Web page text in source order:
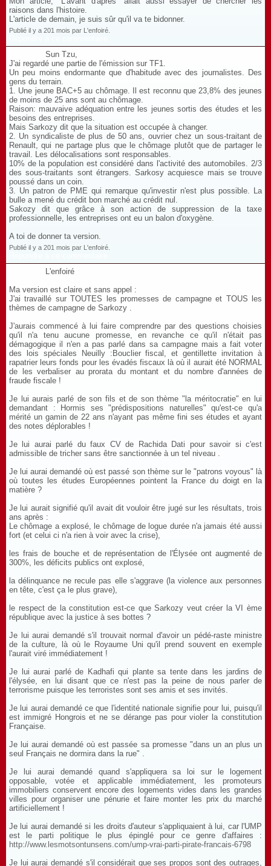
raisons dans l'histoire.
L'article de demain, je suis sûr qu'il va te bidonner.
Publié il y a 201 mois par L'enfoiré.
Sun Tzu,
J'ai regardé une partie de l'émission sur TF1.
Un peu moins endormante que d'habitude avec des journalistes. Des
gens du terrain.
1. Une jeune BAC+5 au chômage. Il est reconnu que 23,8% des jeunes
de moins de 25 ans sont au chômage.
Raison: mauvaive adéquation entre les jeunes sortis des études et les
besoins des entreprises.
Mais Sarkozy dit que la situation est occupée à changer.
2. Un syndicaliste de plus de 50 ans, ouvrier chez un sous-traitant de
Renault, qui ne partage plus que le chômage plutôt que de partager le
travail. Les délocalisations sont responsables.
10% de la population est considéré dans l'activité des automobiles. 2/3
des sous-traitants sont étrangers. Sarkosy acquiesce mais se trouve
poussé dans un coin.
3. Un patron de PME qui remarque qu'investir n'est plus possible. La
bulle a mené du crédit bon marché au crédit nul.
Sakozy dit que grâce à son action de suppression de la taxe
professionnelle, les entreprises ont eu un balon d'oxygène.
A toi de donner ta version.
Publié il y a 201 mois par L'enfoiré.
L'enfoiré
Ma version est claire et sans appel :
J'ai travaillé sur TOUTES les promesses de campagne et TOUS les
thèmes de campagne de Sarkozy .
J'aurais commencé à lui faire comprendre par des questions choisies
qu'il n'a tenu aucune promesse, en revanche ce qu'il n'était pas
démagogique il n'en a pas parlé dans sa campagne mais a fait voter
des lois spéciales Neuilly :Bouclier fiscal, et gentillette invitation à
rapatrier leurs fonds pour les évadés fiscaux là où il aurait été NORMAL
de les verbaliser au prorata du montant et du nombre d'années de
fraude fiscale !
Je lui aurais parlé de son fils et de son thème "la méritocratie" en lui
demandant : Hormis ses "prédispositions naturelles" qu'est-ce qu'a
mérité un gamin de 22 ans n'ayant pas même fini ses études et ayant
des notes déplorables !
Je lui aurai parlé du faux CV de Rachida Dati pour savoir si c'est
admissible de tricher sans être sanctionnée à un tel niveau .
Je lui aurai demandé où est passé son thème sur le "patrons voyous" là
où toutes les études Européennes pointent la France du doigt en la
matière ?
Je lui aurait signifié qu'il avait dit vouloir être jugé sur les résultats, trois
ans après :
Le chômage a explosé, le chômage de logue durée n'a jamais été aussi
fort (et celui ci n'a rien à voir avec la crise),
les frais de bouche et de représentation de l'Élysée ont augmenté de
300%, les déficits publics ont explosé,
la délinquance ne recule pas elle s'aggrave (la violence aux personnes
en tête, c'est ça le plus grave),
le respect de la constitution est-ce que Sarkozy veut créer la VI ème
république avec la justice à ses bottes ?
Je lui aurai demandé s'il trouvait normal d'avoir un pédé-raste ministre
de la culture, là où le Royaume Uni qu'il prend souvent en exemple
l'aurait viré immédiatement !
Je lui aurai parlé de Kadhafi qui plante sa tente dans les jardins de
l'élysée, en lui disant que ce n'est pas la peine de nous parler de
terrorisme puisque les terroristes sont ses amis et ses invités.
Je lui aurai demandé ce que l'identité nationale signifie pour lui, puisqu'il
est immigré Hongrois et ne se dérange pas pour violer la constitution
Française.
Je lui aurai demandé où est passée sa promesse "dans un an plus un
seul Français ne dormira dans la rue" .
Je lui aurai demandé quand s'appliquera sa loi sur le logement
opposable, votée et applicable immédiatement, les promoteurs
immobiliers conservent encore des logements vides dans les grandes
villes pour organiser une pénurie et faire monter les prix du marché
artificiellement !
Je lui aurai demandé si les droits d'auteur s'appliquaient à lui, car l'UMP
est le parti politique le plus épinglé pour ce genre d'affaires :
http://www.lesmotsontunsens.com/ump-vrai-parti-pirate-francais-6798
Je lui aurai demandé s'il considérait que ses propos sont des outrages,